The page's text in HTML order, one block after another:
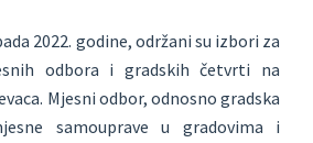
2022. godine, održani su izbori za
odbora i gradskih četvrti na
Mjesni odbor, odnosno gradska
samouprave u gradovima i